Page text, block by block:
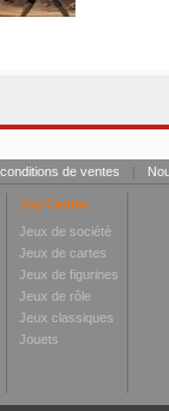
de ventes |
Toy Center
Jeux de société
Jeux de cartes
Jeux de figurines
Jeux de rôle
Jeux classiques
Jouets